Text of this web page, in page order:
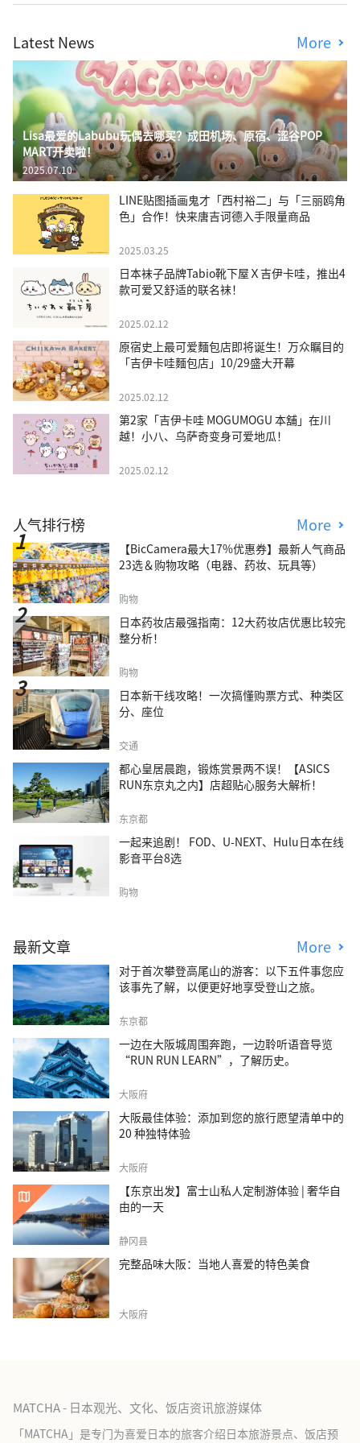
Latest News More
Lisa最爱的Labubu玩偶去哪买？成田机场、原宿、涩谷POP
MART开卖啦！
2025.07.10
LINE贴图插画鬼才「西村裕二」与「三丽鸥角
色」合作！快来唐吉诃德入手限量商品
2025.03.25
日本袜子品牌Tabio靴下屋Ｘ吉伊卡哇，推出4
款可爱又舒适的联名袜！
2025.02.12
原宿史上最可爱麵包店即将诞生！万众瞩目的
「吉伊卡哇麵包店」10/29盛大开幕
2025.02.12
第2家「吉伊卡哇 MOGUMOGU 本舖」在川
越！小八、乌萨奇变身可爱地瓜！
2025.02.12
人气排行榜 More
【BicCamera最大17%优惠券】最新人气商品
23选＆购物攻略（电器、药妆、玩具等）
购物
日本药妆店最强指南：12大药妆店优惠比较完
整分析！
购物
日本新干线攻略！一次搞懂购票方式、种类区
分、座位
交通
都心皇居晨跑，锻炼赏景两不误！【ASICS
RUN东京丸之内】店超贴心服务大解析！
东京都
一起来追剧！ FOD、U-NEXT、Hulu日本在线
影音平台8选
购物
最新文章 More
对于首次攀登高尾山的游客：以下五件事您应
该事先了解，以便更好地享受登山之旅。
东京都
一边在大阪城周围奔跑，一边聆听语音导览
“RUN RUN LEARN”，了解历史。
大阪府
大阪最佳体验：添加到您的旅行愿望清单中的
20 种独特体验
大阪府
【东京出发】富士山私人定制游体验 | 奢华自
由的一天
静冈县
完整品味大阪：当地人喜爱的特色美食
大阪府
MATCHA - 日本观光、文化、饭店资讯旅游媒体
「MATCHA」是专门为喜爱日本的旅客介绍日本旅游景点、饭店预